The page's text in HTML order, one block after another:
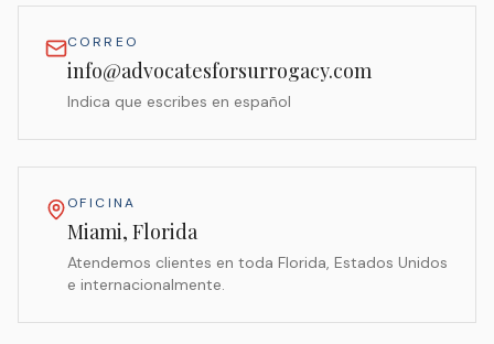
CORREO
info@advocatesforsurrogacy.com
Indica que escribes en español
OFICINA
Miami, Florida
Atendemos clientes en toda Florida, Estados Unidos
e internacionalmente.